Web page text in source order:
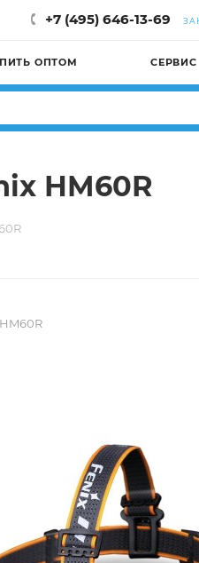
+7 (495) 646-13-69
ОПТОМ СЕРВИС
HM60R
HM60R